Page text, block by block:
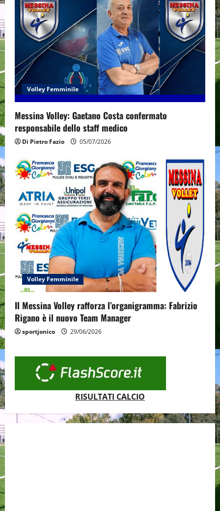
Volley Femminile
Messina Volley: Gaetano Costa confermato
responsabile dello staff medico
Di Pietro Fazio 05/07/2026
Volley Femminile
Il Messina Volley rafforza l’organigramma: Fabrizio
Rigano è il nuovo Team Manager
sportjonico 29/06/2026
RISULTATI CALCIO